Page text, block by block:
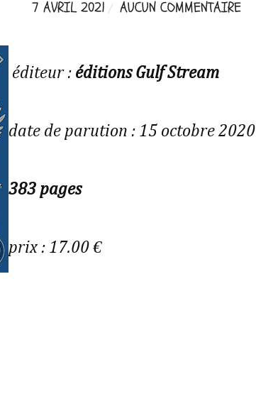
7 AVRIL 2021 AUCUN COMMENTAIRE
éditeur : éditions Gulf Stream
date de parution : 15 octobre 2020
383 pages
prix : 17.00 €